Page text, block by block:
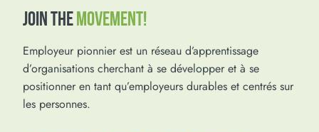
JOIN THEMOVEMENT!
Employeur pionnier est un réseau d’apprentissage
d’organisations cherchant à se développer et à se
positionner en tant qu’employeurs durables et centrés sur
les personnes.